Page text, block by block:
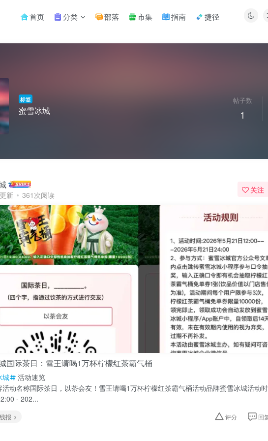
首页 分类 部落 市集 指南 捷径
标签
蜜雪冰城
帖子数
1
新 361次阅读
关注
国际茶日：雪王请喝1万杯柠檬红茶霸气桶
城
活动速览
活动名称国际茶日，以茶会友！雪王请喝1万杯柠檬红茶霸气桶活动品牌蜜雪冰城活动
- 202...
报 评分 回